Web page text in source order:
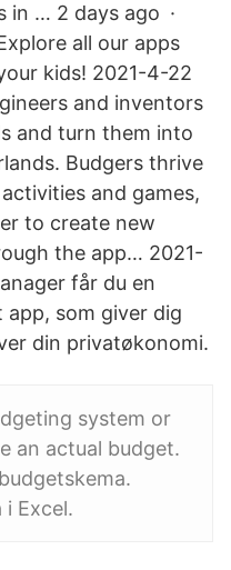
in … 2 days ago ·
all our apps
kids! 2021-4-22
and inventors
and turn them into
Budgers thrive
and games,
to create new
the app… 2021-
får du en
som giver dig
din privatøkonomi.
system or
an actual budget.
Excel.